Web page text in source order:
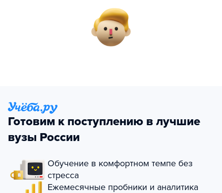
Готовим к поступлению в лучшие
вузы России
Обучение в комфортном темпе без
стресса
Ежемесячные пробники и аналитика